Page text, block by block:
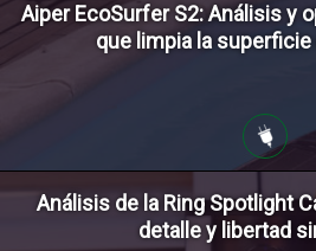
Aiper EcoSurfer S2: Análisis y
que limpia la
Análisis de la Ring Spotlight
detalle y libertad